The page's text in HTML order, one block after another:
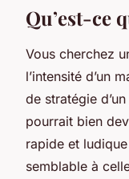
Qu’est-ce
Vous cherchez
l’intensité d’un
de stratégie
pourrait bien
rapide et
semblable à